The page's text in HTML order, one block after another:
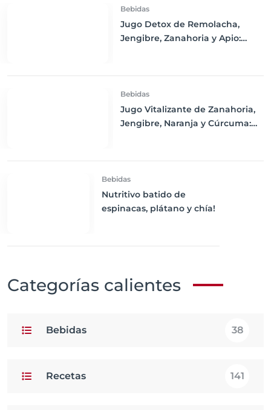
Bebidas
Jugo Detox de Remolacha,
Jengibre, Zanahoria y Apio:
Bebidas
Jugo Vitalizante de Zanahoria,
Jengibre, Naranja y Cúrcuma:
Bebidas
Nutritivo batido de
espinacas, plátano y chía!
Categorías calientes
Bebidas 38
Recetas 141